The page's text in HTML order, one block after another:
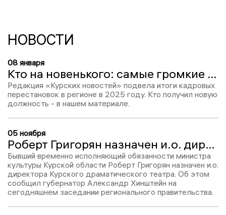
НОВОСТИ
08 января
Кто на новенького: самые громкие назначения в Курской области в 2025 году
Редакция «Курских новостей» подвела итоги кадровых
перестановок в регионе в 2025 году. Кто получил новую
должность - в нашем материале.
05 ноября
Роберт Григорян назначен и.о. директора Курского драмтеатра
Бывший временно исполняющий обязанности министра
культуры Курской области Роберт Григорян назначен и.о.
директора Курского драматического театра. Об этом
сообщил губернатор Александр Хинштейн на
сегодняшнем заседании регионального правительства.